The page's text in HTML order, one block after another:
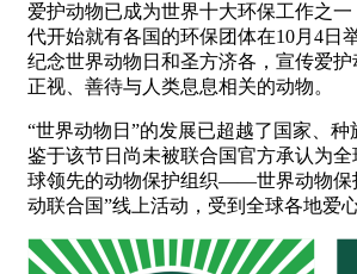
爱护动物已成为世界十大环保工作之
代开始就有各国的环保团体在10月4日
纪念世界动物日和圣方济各，宣传爱护
正视、善待与人类息息相关的动物。
“世界动物日”的发展已超越了国家、种
鉴于该节日尚未被联合国官方承认为
球领先的动物保护组织——世界动物保
动联合国”线上活动，受到全球各地爱